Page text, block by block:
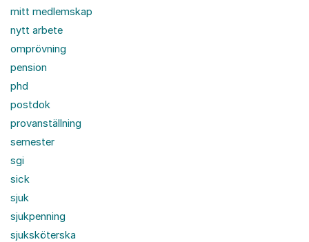
mitt medlemskap
nytt arbete
omprövning
pension
phd
postdok
provanställning
semester
sgi
sick
sjuk
sjukpenning
sjuksköterska